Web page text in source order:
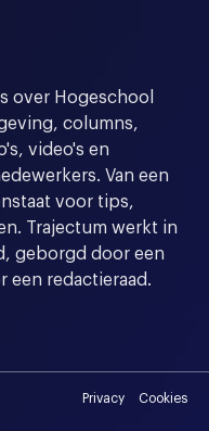
over Hogeschool
columns,
video's en
Van een
voor tips,
Trajectum werkt in
geborgd door een
een redactieraad.
Privacy Cookies